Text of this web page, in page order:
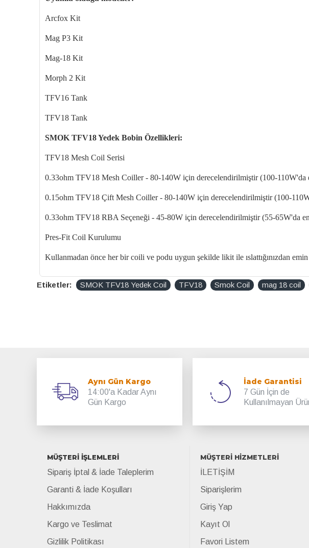
Arcfox Kit
Mag P3 Kit
Mag-18 Kit
Morph 2 Kit
TFV16 Tank
TFV18 Tank
SMOK TFV18 Yedek Bobin Özellikleri:
TFV18 Mesh Coil Serisi
0.33ohm TFV18 Mesh Coiller- 80-140W için derecelendirilmiştir (100-110W'da
0.15ohm TFV18 Çift Mesh Coiller- 80-140W için derecelendirilmiştir (100-
0.33ohm TFV18 RBA Seçeneği - 45-80W için derecelendirilmiştir (55-65W'da
Pres-Fit Coil Kurulumu
Kullanmadan önce her bir coili ve podu uygun şekilde likit ile ıslattığınızdan
Etiketler: SMOK TFV18 Yedek Coil TFV18 Smok Coil mag 18 coil
Aynı Gün Kargo
14:00'a Kadar Aynı
Gün Kargo
İade Garantisi
7 Gün İçin de
Kullanılmayan
MÜŞTERİ İŞLEMLERİ
Sipariş İptal & İade Taleplerim
Garanti & İade Koşulları
Hakkımızda
Kargo ve Teslimat
Gizlilik Politikası
MÜŞTERİ HİZMETLERİ
İLETİŞİM
Siparişlerim
Giriş Yap
Kayıt Ol
Favori Listem